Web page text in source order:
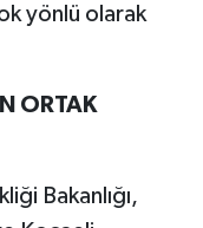
yönlü olarak
ORTAK
Bakanlığı,